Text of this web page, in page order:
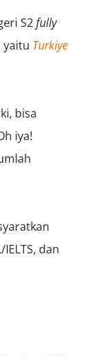
S2fully
yaitu Turkiye
bisa
iya!
dan